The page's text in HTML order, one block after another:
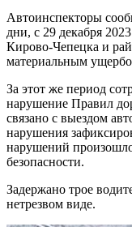
Автоинспекторы
дни, с 29 декабря
Кирово-Чепецка и
материальным
За этот же период
нарушение Правил
связано с выездом
нарушения
нарушений
безопасности.
Задержано трое
нетрезвом виде.